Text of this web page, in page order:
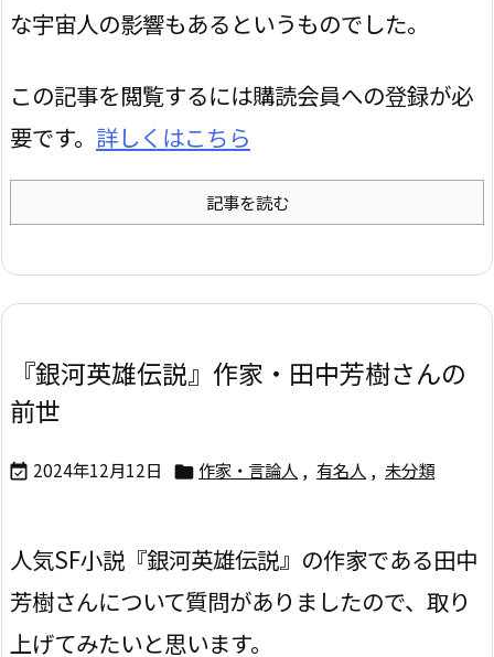
な宇宙人の影響もあるというものでした。
この記事を閲覧するには購読会員への登録が必
要です。 詳しくはこちら
記事を読む
『銀河英雄伝説』作家・田中芳樹さんの
前世
 2024年12月12日  作家・言論人 , 有名人 , 未分類
人気SF小説『銀河英雄伝説』の作家である田中
芳樹さんについて質問がありましたので、取り
上げてみたいと思います。